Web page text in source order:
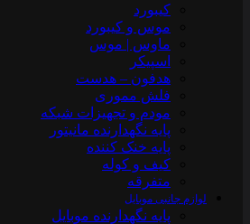
کیبورد
موس و کیبورد
ماوس | موس
اسپیکر
هدفون – هدست
فلش مموری
مودم و تجهیزات شبکه
پایه نگهدارنده مانیتور
پایه خنک کننده
کیف و کوله
متفرقه
لوازم جانبی موبایل
پایه نگهدارنده موبایل